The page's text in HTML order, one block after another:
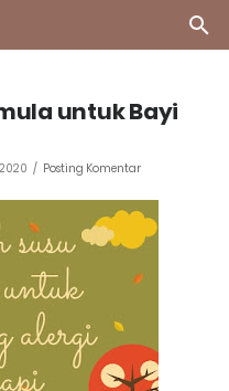
untuk Bayi
Posting Komentar